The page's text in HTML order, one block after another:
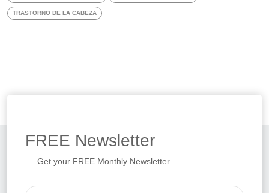
TRASTORNO DE LA CABEZA
FREE Newsletter
Get your FREE Monthly Newsletter